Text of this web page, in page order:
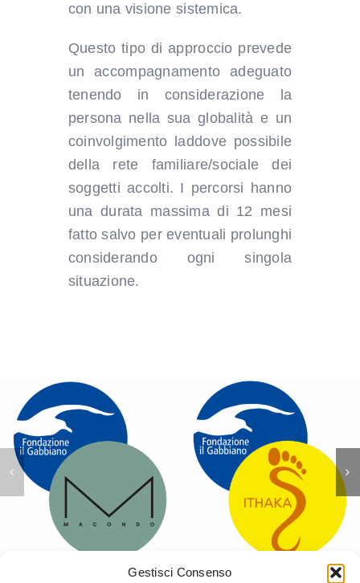
Gestisci Consenso
con una visione sistemica.
Questo tipo di approccio prevede
un accompagnamento adeguato
tenendo in considerazione la
persona nella sua globalità e un
coinvolgimento laddove possibile
della rete familiare/sociale dei
soggetti accolti. I percorsi hanno
una durata massima di 12 mesi
fatto salvo per eventuali prolunghi
considerando ogni singola
situazione.